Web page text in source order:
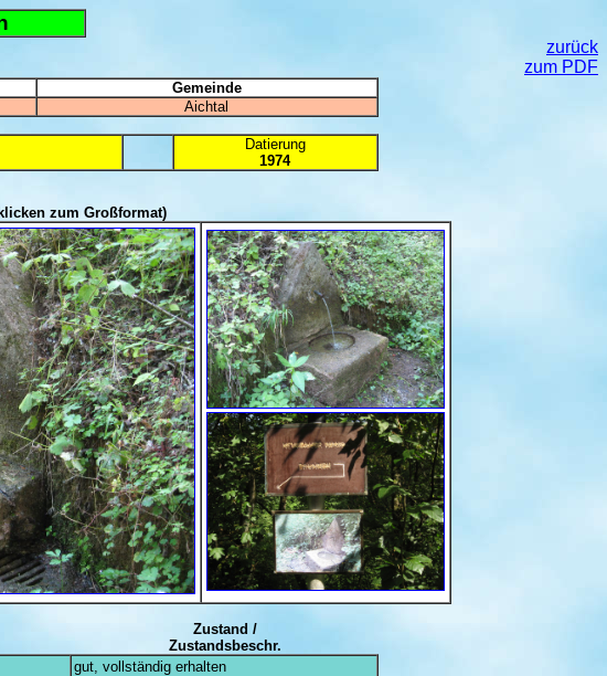
zurück
zum PDF
Gemeinde
Aichtal
Datierung
1974
zum Großformat)
Zustand /
Zustandsbeschr.
gut, vollständig erhalten